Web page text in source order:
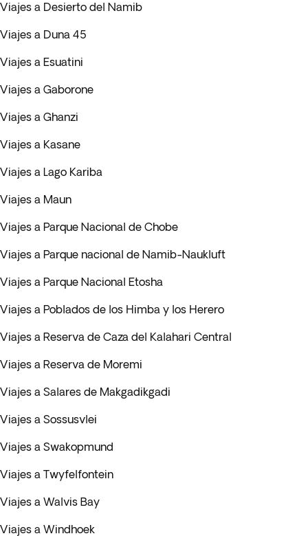
Viajes a Desierto del Namib
Viajes a Duna 45
Viajes a Esuatini
Viajes a Gaborone
Viajes a Ghanzi
Viajes a Kasane
Viajes a Lago Kariba
Viajes a Maun
Viajes a Parque Nacional de Chobe
Viajes a Parque nacional de Namib-Naukluft
Viajes a Parque Nacional Etosha
Viajes a Poblados de los Himba y los Herero
Viajes a Reserva de Caza del Kalahari Central
Viajes a Reserva de Moremi
Viajes a Salares de Makgadikgadi
Viajes a Sossusvlei
Viajes a Swakopmund
Viajes a Twyfelfontein
Viajes a Walvis Bay
Viajes a Windhoek